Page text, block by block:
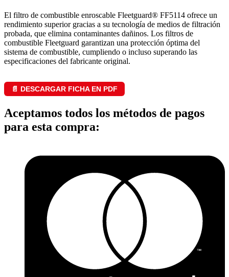
El filtro de combustible enroscable Fleetguard® FF5114 ofrece un
rendimiento superior gracias a su tecnología de medios de filtración
probada, que elimina contaminantes dañinos. Los filtros de
combustible Fleetguard garantizan una protección óptima del
sistema de combustible, cumpliendo o incluso superando las
especificaciones del fabricante original.
📄 DESCARGAR FICHA EN PDF
Aceptamos todos los métodos de pagos
para esta compra: